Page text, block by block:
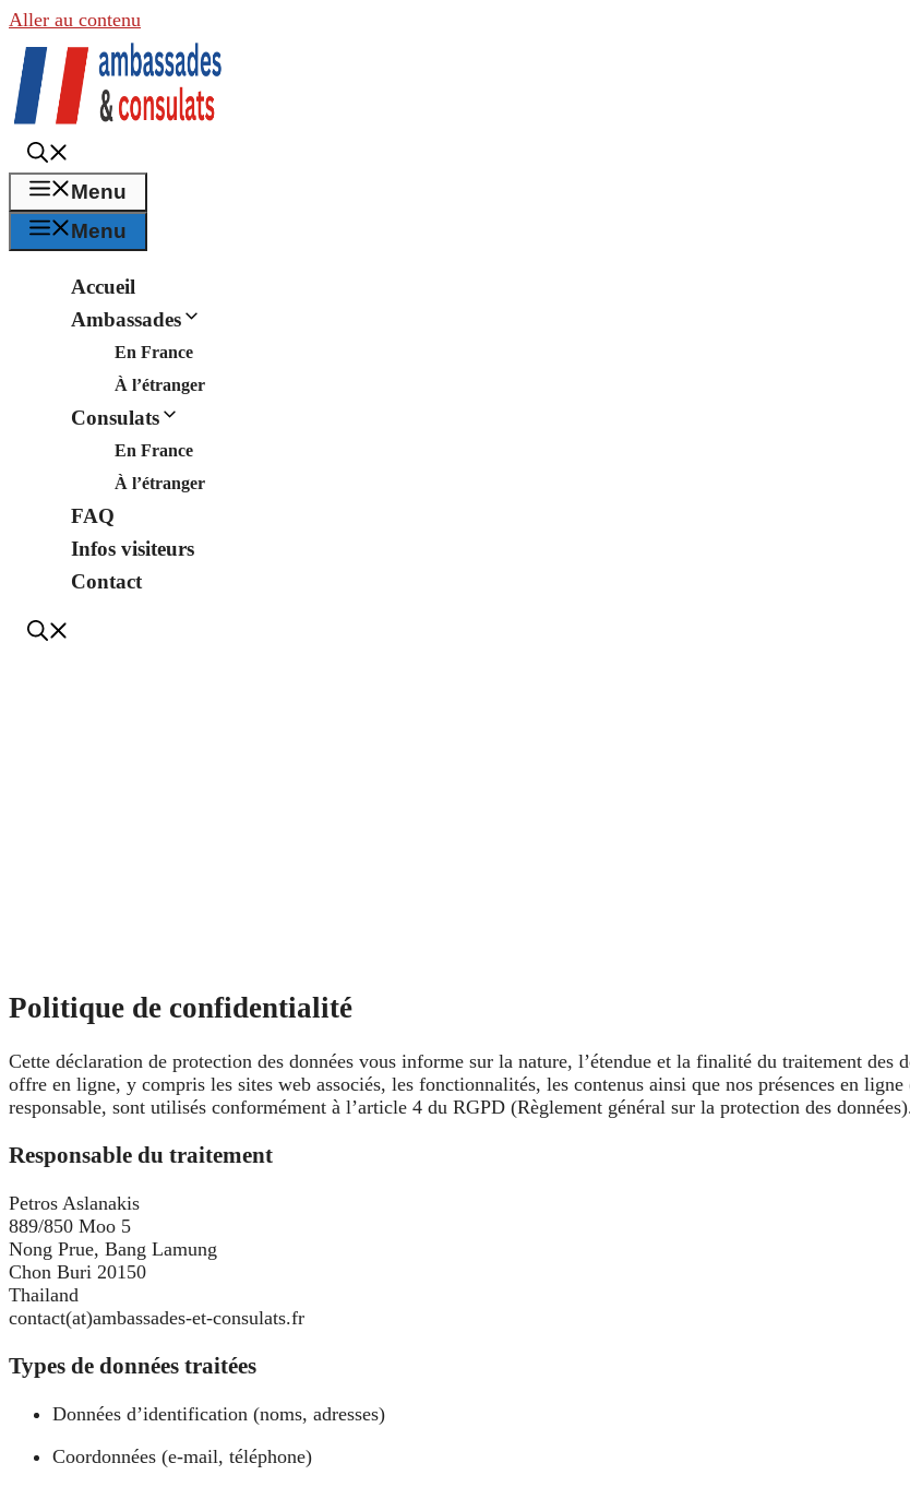
Aller au contenu
Menu
Menu
Accueil
Ambassades
En France
À l’étranger
Consulats
En France
À l’étranger
FAQ
Infos visiteurs
Contact
Politique de confidentialité
Cette déclaration de protection des données vous informe sur la nature, l’étendue et la finalité du traitement des
offre en ligne, y compris les sites web associés, les fonctionnalités, les contenus ainsi que nos présences en
responsable, sont utilisés conformément à l’article 4 du RGPD (Règlement général sur la protection des
Responsable du traitement
Petros Aslanakis
889/850 Moo 5
Nong Prue, Bang Lamung
Chon Buri 20150
Thailand
contact(at)ambassades-et-consulats.fr
Types de données traitées
Données d’identification (noms, adresses)
Coordonnées (e-mail, téléphone)